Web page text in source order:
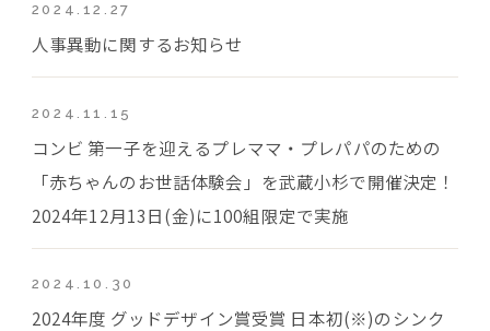
2024.12.27
人事異動に関するお知らせ
2024.11.15
コンビ 第一子を迎えるプレママ・プレパパのための
「赤ちゃんのお世話体験会」を武蔵小杉で開催決定！
2024年12月13日(金)に100組限定で実施
2024.10.30
2024年度 グッドデザイン賞受賞 日本初(※)のシンク